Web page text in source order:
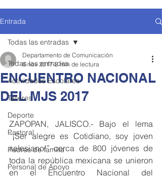
Entrada
Todas las entradas
Actividades Escolares
Talleres
Deporte
Pastoral
Padres de familia
Personal de Apoyo
Todas las entradas
ENCUENTRO NACIONAL
DEL MJS 2017
Departamento de Comunicación
6 nov 2017 2 min de lectura
ZAPOPAN, JALISCO.- Bajo el lema
“¡Ser alegre es Cotidiano, soy joven
salesiano!” cerca de 800 jóvenes de
toda la república mexicana se unieron
en el Encuentro Nacional del